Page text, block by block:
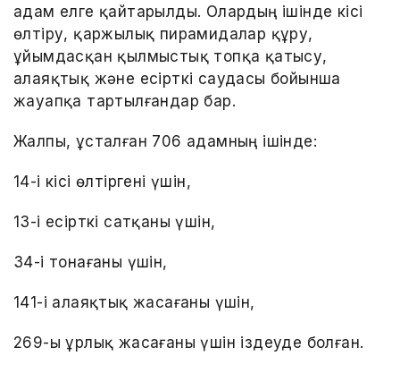
адам елге қайтарылды. Олардың ішінде кісі
өлтіру, қаржылық пирамидалар құру,
ұйымдасқан қылмыстық топқа қатысу,
алаяқтық және есірткі саудасы бойынша
жауапқа тартылғандар бар.
Жалпы, ұсталған 706 адамның ішінде:
14-і кісі өлтіргені үшін,
13-і есірткі сатқаны үшін,
34-і тонағаны үшін,
141-і алаяқтық жасағаны үшін,
269-ы ұрлық жасағаны үшін іздеуде болған.